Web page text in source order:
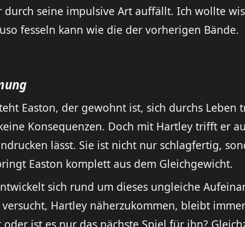
seine impulsive Art auffällt. Ich wollte
fesseln kann wie die der vorherigen Bände.
Easton, der gewohnt ist, sich durchs Leben
Konsequenzen. Doch mit Hartley trifft er
lässt. Sie ist nicht nur schlagfertig,
Easton komplett aus dem Gleichgewicht.
sich rund um dieses ungleiche
Hartley näherzukommen, bleibt
ist es nur das nächste Spiel für ihn?